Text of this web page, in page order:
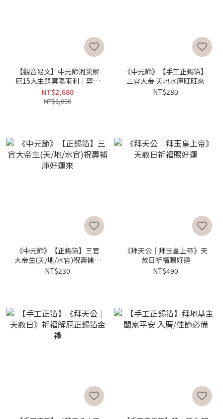
【觀音易文】中元節消災解
厄15大主題冥陽兩利｜羿鋒
老師
NT$2,680
NT$3,000
《中元節》【手工正錫箔】
三官大帝 天地水庫旺旺來
NT$280
《中元節》【正錫箔】三官
大帝生(天/地/水官)祝壽補庫
好運來
NT$230
《拜天公｜拜玉皇上帝》天
赦日祈福賜好運
NT$490